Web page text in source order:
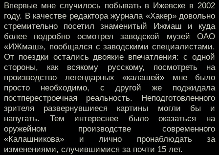
Впервые мне случилось побывать в Ижевске в 2002
году. В качестве редактора журнала «Хакер» довольно
стремительно посетил знаменитый Ижмаш и куда
более подробно осмотрел заводской музей ОАО
«ИЖмаш», пообщался с заводскими специалистами.
От поездки остались двоякие впечатления: с одной
стороны, как всякому русскому, посмотреть на
производство легендарных «калашей» мне было
просто необходимо, с другой же поджидала
постперестроечная реальность. Неподготовленного
зрителя развернувшиеся картины могли бы и
напугать. Тем интереснее было оказаться на
оружейном производстве современного
«Калашникова» и лично пронаблюдать за
изменениями, случившимися за почти 15 лет.